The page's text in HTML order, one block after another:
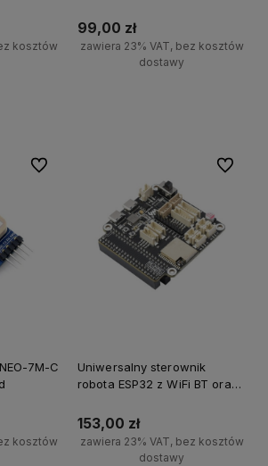
kosztów
99,00 zł
zawiera 23% VAT, bez kosztów
dostawy
7M-C
kosztów
Do ulubionych
Uniwersalny sterownik
robota ESP32 z WiFi BT oraz
153,00 zł
zawiera 23% VAT, bez kosztów
dostawy
Do